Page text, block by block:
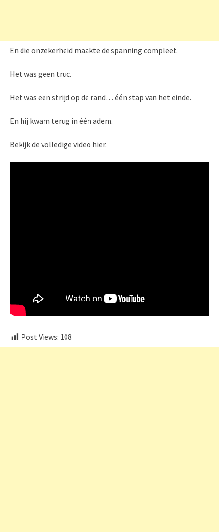
En die onzekerheid maakte de spanning compleet.
Het was geen truc.
Het was een strijd op de rand… één stap van het einde.
En hij kwam terug in één adem.
Bekijk de volledige video hier.
Post Views: 108